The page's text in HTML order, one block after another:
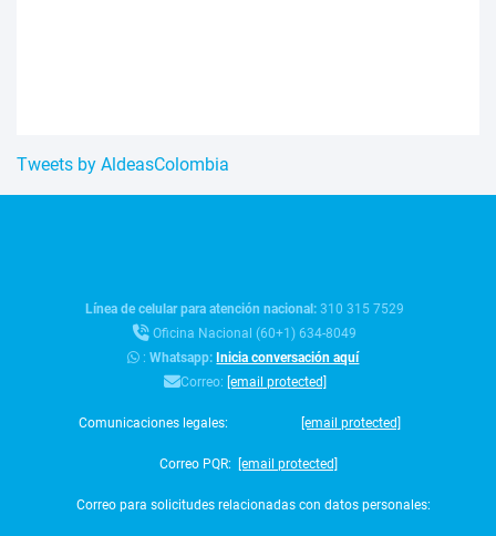
Tweets by AldeasColombia
Línea de celular para atención nacional:310 315 7529
Oficina Nacional (60+1) 634-8049
:Whatsapp:Inicia conversación aquí
Correo: [email protected]
Comunicaciones legales: [email protected]
Correo PQR: [email protected]
Correo para solicitudes relacionadas con datos personales: